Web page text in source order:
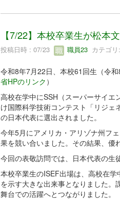
【7/22】本校卒業生が松本
投稿日時 : 07/23 職員23カテゴリ:
令和8年7月22日、本校61回生（令
省HPのリンク ）
高校在学中にSSH（スーパーサイエ
け国際科学技術コンテスト「リジェ
の日本代表に選出されました。
今年5月にアメリカ・アリゾナ州フ
果を競い合いました。その結果、優
今回の表敬訪問では、日本代表の生
本校卒業生のISEF出場は、高校在
を示す大きな出来事となりました
舞台での活躍へとつながりました。